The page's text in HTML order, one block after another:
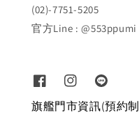
(02)-7751-5205
官方Line : @553ppumi
旗艦門市資訊(預約制